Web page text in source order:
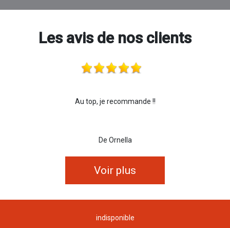
Les avis de nos clients
Au top, je recommande !!
De Ornella
Voir plus
indisponible